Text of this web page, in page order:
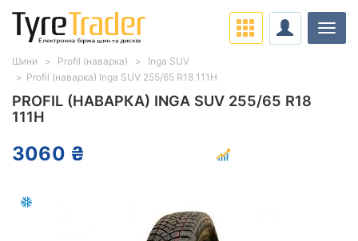
PROFIL (НАВАРКА) INGA SUV 255/65 R18
111H
3060 ₴
Шини Profil (наварка)
Inga SUV
Profil (наварка) Inga SUV 255/65 R18 111H